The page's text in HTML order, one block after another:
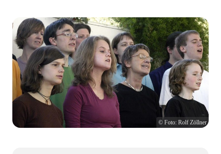
© Foto: Rolf Zöllner